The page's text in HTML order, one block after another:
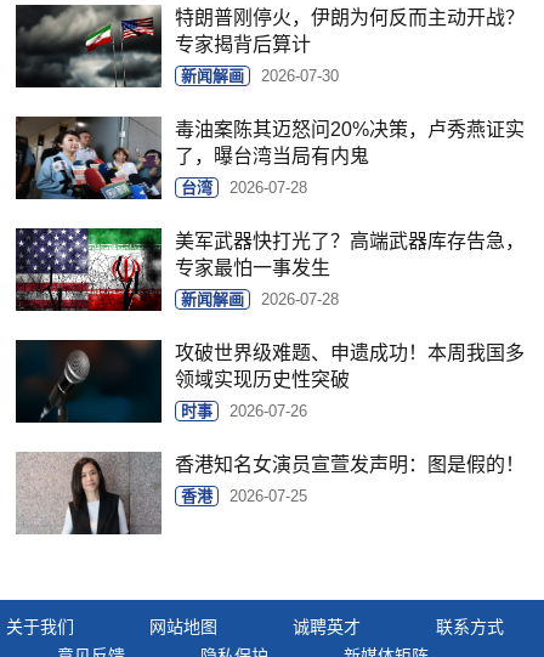
特朗普刚停火，伊朗为何反而主动开战？
专家揭背后算计
新闻解画 2026-07-30
毒油案陈其迈怒问20%决策，卢秀燕证实
了，曝台湾当局有内鬼
台湾 2026-07-28
美军武器快打光了？高端武器库存告急，
专家最怕一事发生
新闻解画 2026-07-28
攻破世界级难题、申遗成功！本周我国多
领域实现历史性突破
时事 2026-07-26
香港知名女演员宣萱发声明：图是假的！
香港 2026-07-25
关于我们 网站地图 诚聘英才
联系方式